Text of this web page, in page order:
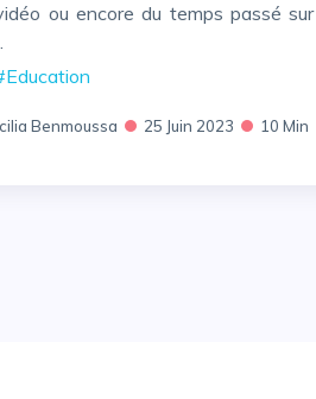
ou encore du temps passé sur
Benmoussa 25 Juin 2023 10 Min